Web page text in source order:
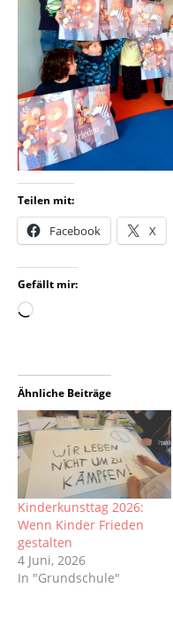
Teilen mit:
Facebook X
Gefällt mir:
Ähnliche Beiträge
Kinderkunsttag 2026:
Wenn Kinder Frieden
gestalten
4 Juni, 2026
In "Grundschule"